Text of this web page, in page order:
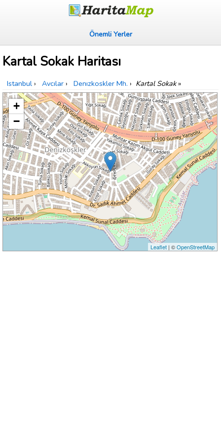
Önemli Yerler
Kartal Sokak Haritası
Istanbul › Avcılar › Denızkoskler Mh. › Kartal Sokak»
+
−
Leaflet| ©OpenStreetMap